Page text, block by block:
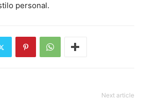
personal.
Next article